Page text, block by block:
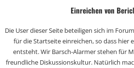
Einreichen von
Die User dieser Seite beteiligen sich im
für die Startseite einreichen, so dass hier
entsteht. Wir Barsch-Alarmer stehen für
freundliche Diskussionskultur. Natürlich